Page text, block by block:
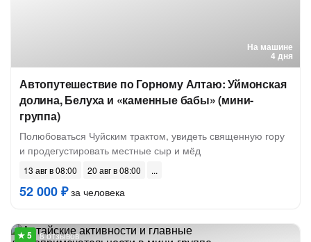
На машине
4 дня
Автопутешествие по Горному Алтаю: Уймонская
долина, Белуха и «каменные бабы» (мини-
группа)
Полюбоваться Чуйским трактом, увидеть священную гору
и продегустировать местные сыр и мёд
13 авг в 08:00 20 авг в 08:00
52 000 ₽за человека
8 отзывов